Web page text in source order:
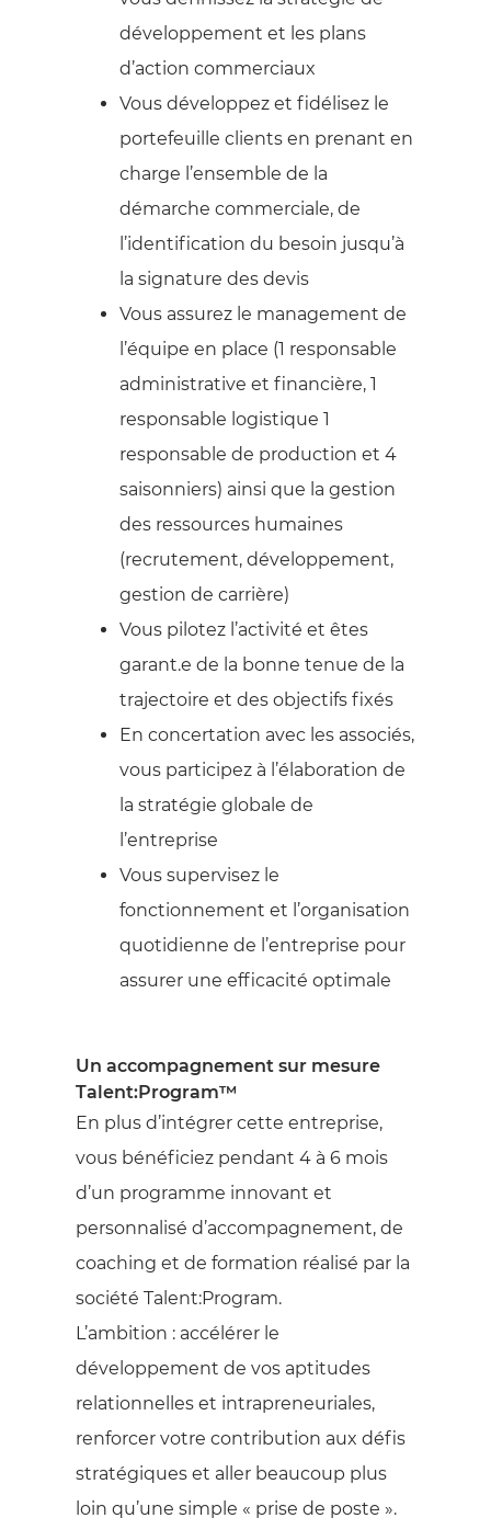
développement et les plans
d’action commerciaux
Vous développez et fidélisez le
portefeuille clients en prenant en
charge l’ensemble de la
démarche commerciale, de
l’identification du besoin jusqu’à
la signature des devis
Vous assurez le management de
l’équipe en place (1 responsable
administrative et financière, 1
responsable logistique 1
responsable de production et 4
saisonniers) ainsi que la gestion
des ressources humaines
(recrutement, développement,
gestion de carrière)
Vous pilotez l’activité et êtes
garant.e de la bonne tenue de la
trajectoire et des objectifs fixés
En concertation avec les associés,
vous participez à l’élaboration de
la stratégie globale de
l’entreprise
Vous supervisez le
fonctionnement et l’organisation
quotidienne de l’entreprise pour
assurer une efficacité optimale
Un accompagnement sur mesure
Talent:Program™
En plus d’intégrer cette entreprise,
vous bénéficiez pendant 4 à 6 mois
d’un programme innovant et
personnalisé d’accompagnement, de
coaching et de formation réalisé par la
société Talent:Program.
L’ambition : accélérer le
développement de vos aptitudes
relationnelles et intrapreneuriales,
renforcer votre contribution aux défis
stratégiques et aller beaucoup plus
loin qu’une simple « prise de poste ».